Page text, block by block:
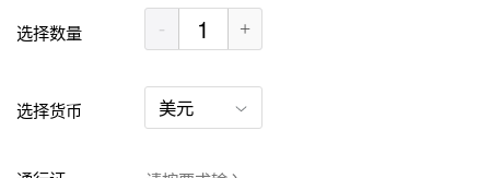
选择数量 - +
选择货币